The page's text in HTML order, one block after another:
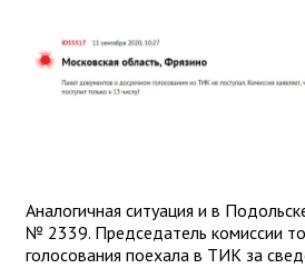
Аналогичная ситуация и в
№ 2339. Председатель комиссии
голосования поехала в ТИК за